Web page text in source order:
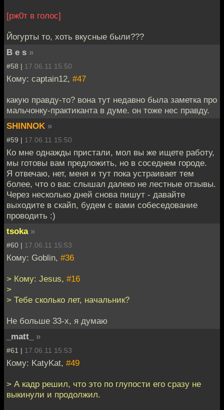
[рж0т в голос]
Йогурты то, хоть вкусные были???
B e s »
#58 | 17.06.11 15:50
Кому: captain12, #47
какую правду-то? вона тут недавно была заметка про
мальчонку-практиканта в думе. он тоже нес правду.
SHINNOK »
#59 | 17.06.11 15:50
Ко мне однажды пристали, мол вы же ищете работу,
мы готовы вам предложить, но в соседнем городе.
Я отвечаю, нет, меня и тут пока устраивает тем
более, что о вас слышал далеко не лестные отзывы.
Через несколько дней снова пишут - давайте
выходите в скайп, будем с вами собеседование
проводить :)
tsoka »
#60 | 17.06.11 15:53
Кому: Goblin, #36
> Кому: Jesus, #16
>
> Тебе сколько лет, начальник?
Не больше 33-х, я думаю
_matt_
»
#61 | 17.06.11 15:53
Кому: KatyKat, #49
> А кадр решил, что это по глупости его сразу не
выкинули и продолжил.